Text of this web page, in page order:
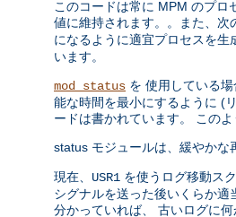
このコードは常に MPM のプロ
値に維持されます。。また、次
になるように適宜プロセスを生
います。
mod_status を 使用している場
能な時間を最小にするように (
ードは書かれています。 この
status モジュールは、緩やかな
現在、 USR1 を使うログ移動ス
シグナルを送った後いくらか
分かっていれば、 古いログに